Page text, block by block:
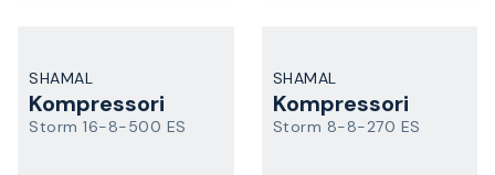
SHAMAL
Kompressori
Storm 16-8-500 ES
SHAMAL
Kompressori
Storm 8-8-270 ES